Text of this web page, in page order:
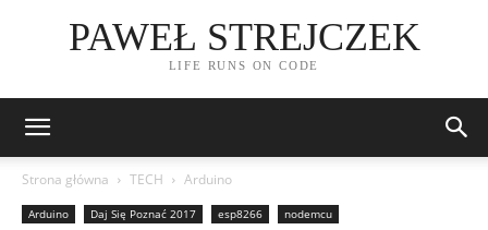
PAWEŁ STREJCZEK
LIFE RUNS ON CODE
Strona główna TECH Arduino
Arduino Daj Się Poznać 2017 esp8266 nodemcu